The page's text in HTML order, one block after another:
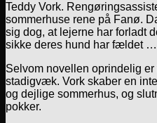
Teddy Vork.
sommerhuse rene på Fanø.
sig dog, at lejerne har forladt
sikke deres hund har fældet …
Selvom novellen oprindelig
stadigvæk. Vork skaber en
og dejlige sommerhus, og
pokker.